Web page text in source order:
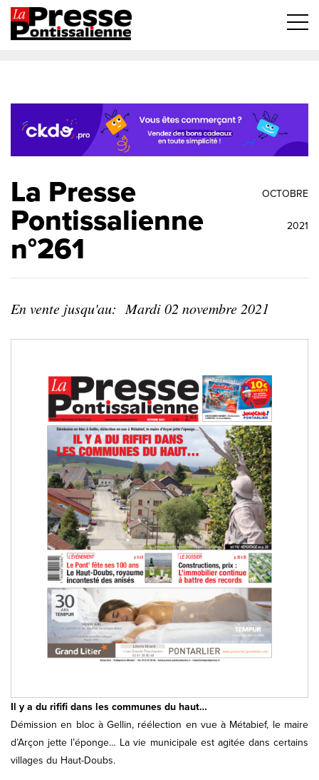
La Presse
Pontissalienne
n°261
OCTOBRE
2021
En vente jusqu'au: Mardi 02 novembre 2021
Il y a du rififi dans les communes du haut…
Démission en bloc à Gellin, réélection en vue à Métabief, le maire
d’Arçon jette l’éponge… La vie municipale est agitée dans certains
villages du Haut-Doubs.